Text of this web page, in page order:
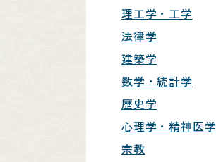
理工学・工学
法律学
建築学
数学・統計学
歴史学
心理学・精神医学
宗教